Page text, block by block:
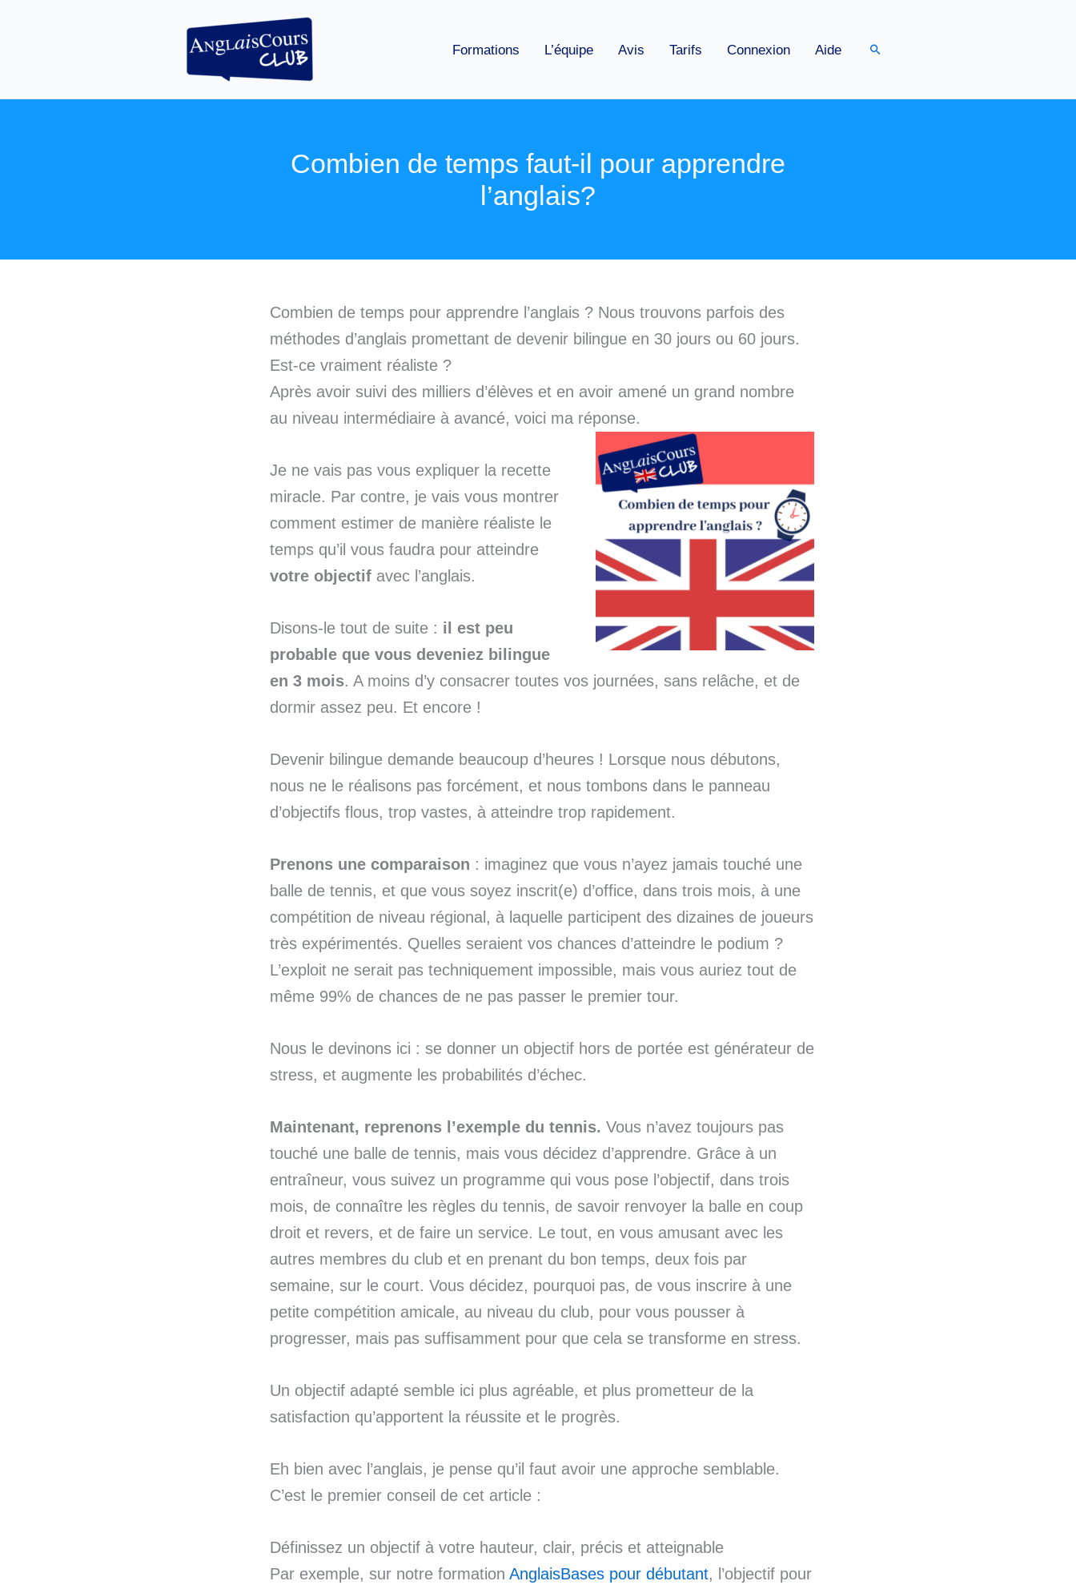
Formations L’équipe Avis Tarifs Connexion Aide Rechercher
Combien de temps faut-il pour apprendre
l’anglais?
Combien de temps pour apprendre l’anglais ? Nous trouvons parfois des
méthodes d’anglais promettant de devenir bilingue en 30 jours ou 60 jours.
Est-ce vraiment réaliste ?
Après avoir suivi des milliers d’élèves et en avoir amené un grand nombre
au niveau intermédiaire à avancé, voici ma réponse.
Je ne vais pas vous expliquer la recette
miracle. Par contre, je vais vous montrer
comment estimer de manière réaliste le
temps qu’il vous faudra pour atteindre
votre objectif avec l’anglais.
Disons-le tout de suite : il est peu
probable que vous deveniez bilingue
en 3 mois. A moins d’y consacrer toutes vos journées, sans relâche, et de
dormir assez peu. Et encore !
Devenir bilingue demande beaucoup d’heures ! Lorsque nous débutons,
nous ne le réalisons pas forcément, et nous tombons dans le panneau
d’objectifs flous, trop vastes, à atteindre trop rapidement.
Prenons une comparaison : imaginez que vous n’ayez jamais touché une
balle de tennis, et que vous soyez inscrit(e) d’office, dans trois mois, à une
compétition de niveau régional, à laquelle participent des dizaines de joueurs
très expérimentés. Quelles seraient vos chances d’atteindre le podium ?
L’exploit ne serait pas techniquement impossible, mais vous auriez tout de
même 99% de chances de ne pas passer le premier tour.
Nous le devinons ici : se donner un objectif hors de portée est générateur de
stress, et augmente les probabilités d’échec.
Maintenant, reprenons l’exemple du tennis. Vous n’avez toujours pas
touché une balle de tennis, mais vous décidez d’apprendre. Grâce à un
entraîneur, vous suivez un programme qui vous pose l’objectif, dans trois
mois, de connaître les règles du tennis, de savoir renvoyer la balle en coup
droit et revers, et de faire un service. Le tout, en vous amusant avec les
autres membres du club et en prenant du bon temps, deux fois par
semaine, sur le court. Vous décidez, pourquoi pas, de vous inscrire à une
petite compétition amicale, au niveau du club, pour vous pousser à
progresser, mais pas suffisamment pour que cela se transforme en stress.
Un objectif adapté semble ici plus agréable, et plus prometteur de la
satisfaction qu’apportent la réussite et le progrès.
Eh bien avec l’anglais, je pense qu’il faut avoir une approche semblable.
C’est le premier conseil de cet article :
Définissez un objectif à votre hauteur, clair, précis et atteignable
Par exemple, sur notre formation AnglaisBases pour débutant, l’objectif pour